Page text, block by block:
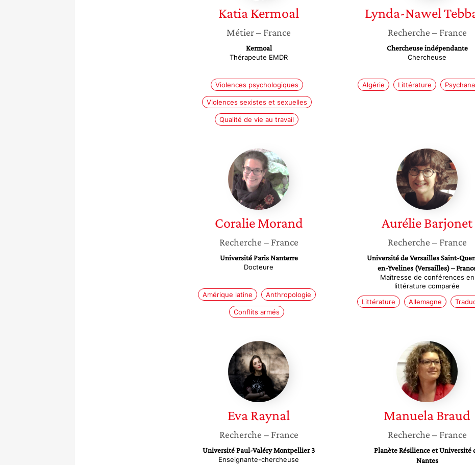
KatiaKermoal
Métier– France
Kermoal
Thérapeute EMDR
Violences psychologiques
Violences sexistes et sexuelles
Qualité de vie au travail
Lynda-Nawel
Recherche – France
Chercheuse indépendante
Chercheuse
Algérie Littérature
Coralie
Morand
Coralie Morand
Recherche – France
Université Paris Nanterre
Docteure
Amérique latine Anthropologie
Conflits armés
Aurélie
Barjonet
AurélieBarjonet
Recherche – France
Université de Versailles Saint-
en-Yvelines (Versailles) –
Maîtresse de conférences en
littérature comparée
Littérature
Allemagne
Eva
Raynal
EvaRaynal
Recherche – France
Université Paul-Valéry Montpellier 3
Enseignante-chercheuse
Manuela
Braud
ManuelaBraud
Recherche – France
Planète Résilience et Université
Nantes